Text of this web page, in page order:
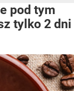
pod tym
tylko 2 dni